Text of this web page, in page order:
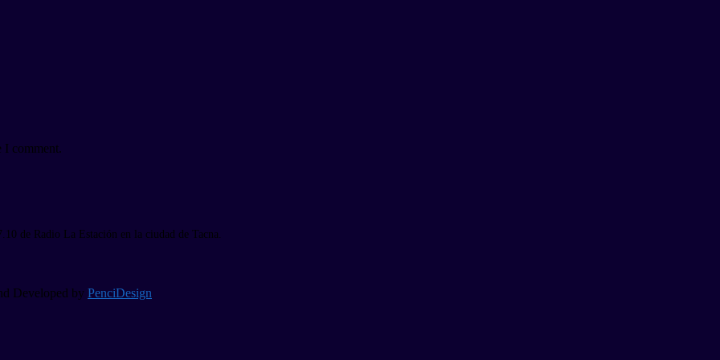
I comment.
de Radio La Estación en la ciudad de Tacna.
Developed by PenciDesign